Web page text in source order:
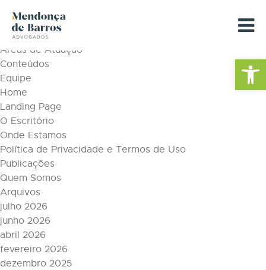
Barra de
Páginas
Áreas de Atuação
Conteúdos
Equipe
Home
Landing Page
O Escritório
Onde Estamos
Política de Privacidade e Termos de Uso
Publicações
Quem Somos
Arquivos
julho 2026
junho 2026
abril 2026
fevereiro 2026
dezembro 2025